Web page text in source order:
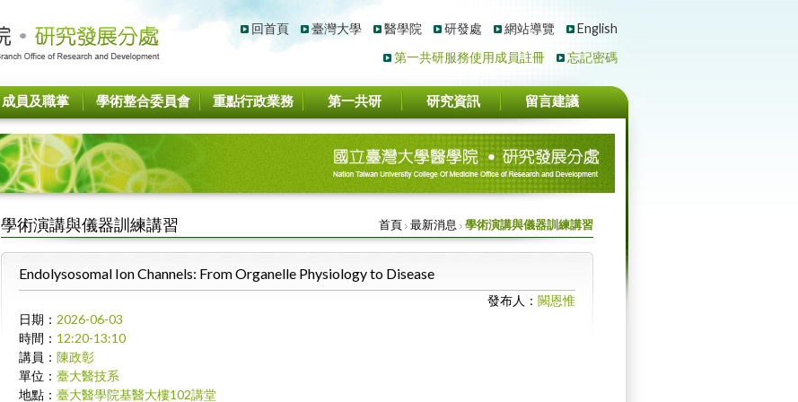
回首頁 臺灣大學 醫學院 研發處 網站導覽
English
第一共研服務使用成員註冊
忘記密碼
成員及職掌 學術整合委員會 重點行政業務 第一共研 研究資訊 留言建議
首頁 最新消息 學術演講與儀器訓練講習
學術演講與儀器訓練講習
Endolysosomal Ion Channels: From Organelle Physiology to Disease
發布人： 闕恩惟
日期： 2026-06-03
時間 ： 12:20-13:10
講員： 陳政彰
單位： 臺大醫技系
地點： 臺大醫學院基醫大樓102講堂